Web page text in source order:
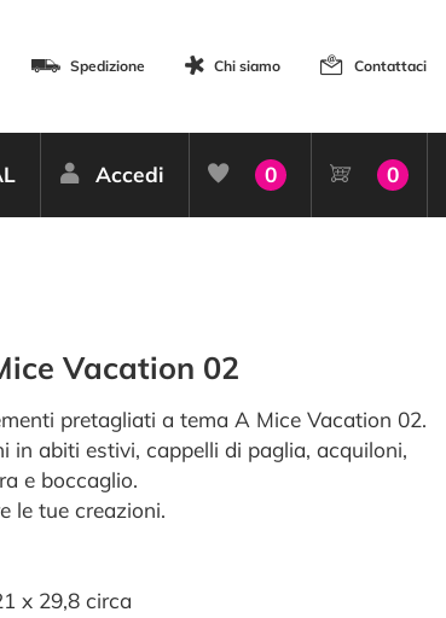
Spedizione Chi siamo Contattaci
Accedi 0 0
Vacation 02
pretagliati a tema A Mice Vacation 02.
in abiti estivi, cappelli di paglia, acquiloni,
e boccaglio.
le tue creazioni.
x 29,8 circa